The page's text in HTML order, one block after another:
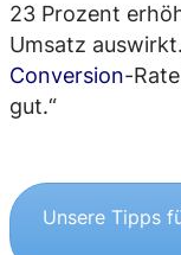
23 Prozent
Umsatz
Conversion-
gut.“
Unsere Tipps